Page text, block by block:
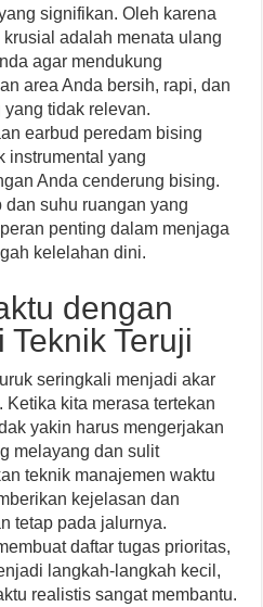
signifikan. Oleh karena
adalah menata ulang
agar mendukung
area Anda bersih, rapi, dan
tidak relevan.
earbud peredam bising
instrumental yang
Anda cenderung bising.
suhu ruangan yang
penting dalam menjaga
kelelahan dini.
dengan
Teruji
seringkali menjadi akar
kita merasa tertekan
yakin harus mengerjakan
melayang dan sulit
teknik manajemen waktu
kejelasan dan
tetap pada jalurnya.
daftar tugas prioritas,
langkah-langkah kecil,
realistis sangat membantu.